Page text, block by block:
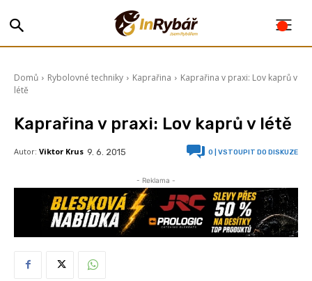
Domů Rybolovné techniky Kaprařina
Kaprařina v praxi: Lov kaprů v
létě
Kaprařina v praxi: Lov kaprů v létě
Autor: Viktor Krus 9. 6. 2015 0 | VSTOUPIT DO DISKUZE
- Reklama -